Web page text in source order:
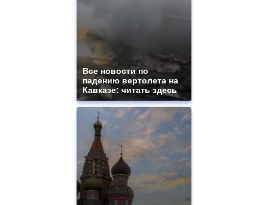
Все новости по
падению вертолета на
Кавказе: читать здесь